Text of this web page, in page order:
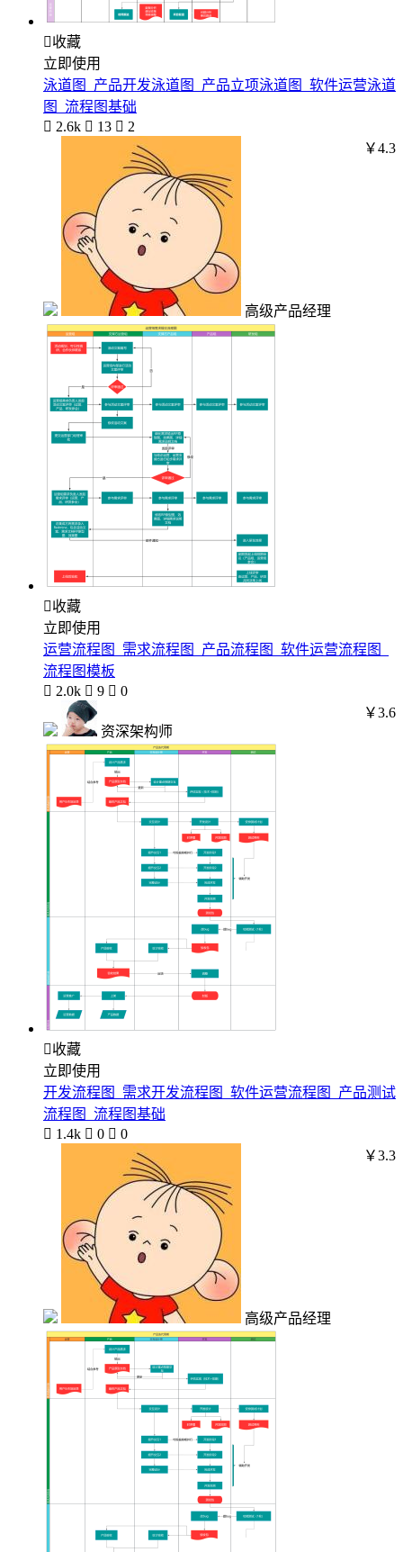
收藏
立即使用
泳道图_产品开发泳道图_产品立项泳道图_软件运营泳道
图_流程图基础
 2.6k  13  2
高级产品经理
￥4.3
收藏
立即使用
运营流程图_需求流程图_产品流程图_软件运营流程图_
流程图模板
 2.0k  9  0
资深架构师
￥3.6
收藏
立即使用
开发流程图_需求开发流程图_软件运营流程图_产品测试
流程图_流程图基础
 1.4k  0  0
高级产品经理
￥3.3